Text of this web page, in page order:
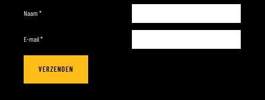
Naam*
E-mail*